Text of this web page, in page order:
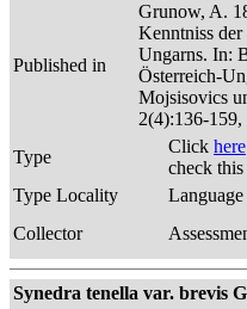
Published in
Grunow, A.
Kenntniss
Ungarns. In:
Österreich-
Mojsisovics
2(4):136-
Type
Click here
check
Type Locality
Collector
Synedra tenella var. brevis